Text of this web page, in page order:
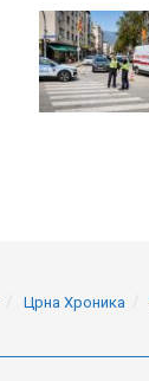
Црна Хроника